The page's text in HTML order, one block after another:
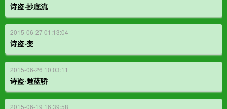
诗盗·抄底流
2015-06-27 01:13:04
诗盗·变
2015-06-26 10:03:11
诗盗·魅蓝骄
2015-06-19 16:39:58